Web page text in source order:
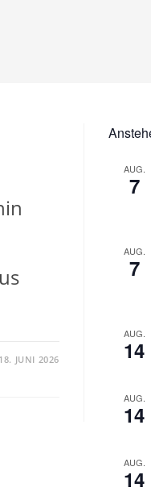
18. JUNI 2026
AUG.
7
AUG.
7
AUG.
14
AUG.
14
AUG.
14